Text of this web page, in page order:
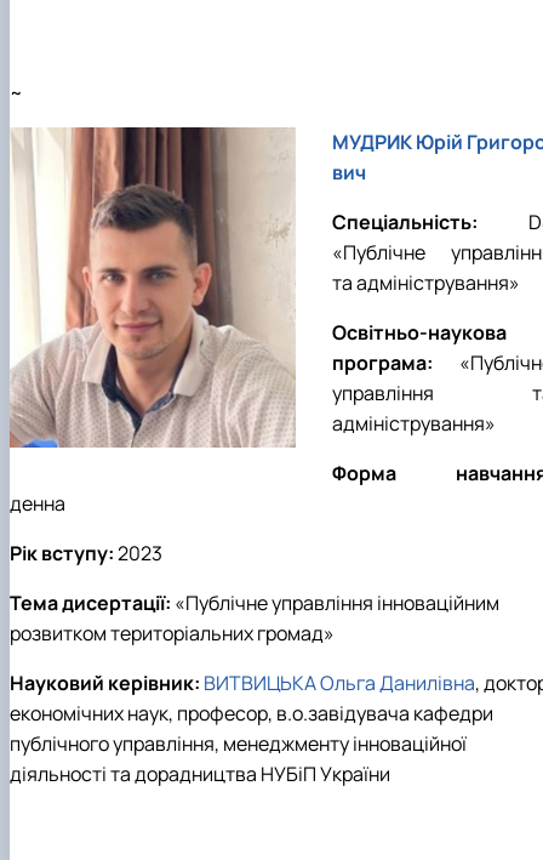
~
МУДРИК Юрій
вич
Спеціальність: D
«Публічне
та адміністрування»
Освітньо-наукова
програма: «
управління
адміністрування»
Форма
денна
Рік вступу:2023
Тема дисертації: «Публічне управління інноваційним
розвитком територіальних громад»
Науковий керівник: ВИТВИЦЬКА Ольга Данилівна,
економічних наук, професор, в.о.завідувача кафедри
публічного управління, менеджменту інноваційної
діяльності та дорадництва НУБіП України